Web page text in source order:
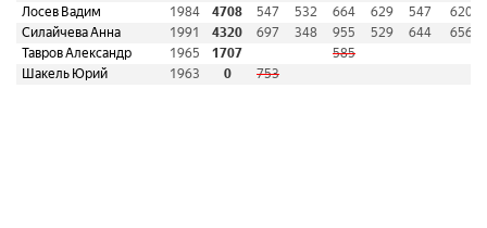
Лосев Вадим
1984 4708 547 532 664 629 547
620
Силайчева Анна
1991 4320 697 348 955 529 644
656
Тавров Александр
1965 1707
585
Шакель Юрий
1963 0 753